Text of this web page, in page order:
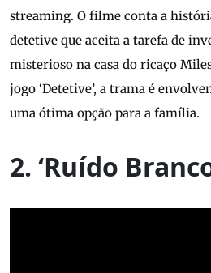
streaming. O filme conta a
detetive que aceita a tarefa de
misterioso na casa do ricaço
jogo ‘Detetive’, a trama é
uma ótima opção para a família.
2. ‘Ruído